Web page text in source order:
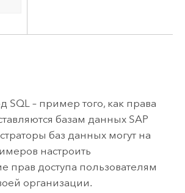
– пример того, как права
базам данных SAP
баз данных могут на
настроить
прав доступа пользователям
организации.